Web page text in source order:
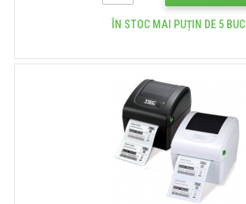
ÎN STOC MAI PUȚIN DE 5 BUC